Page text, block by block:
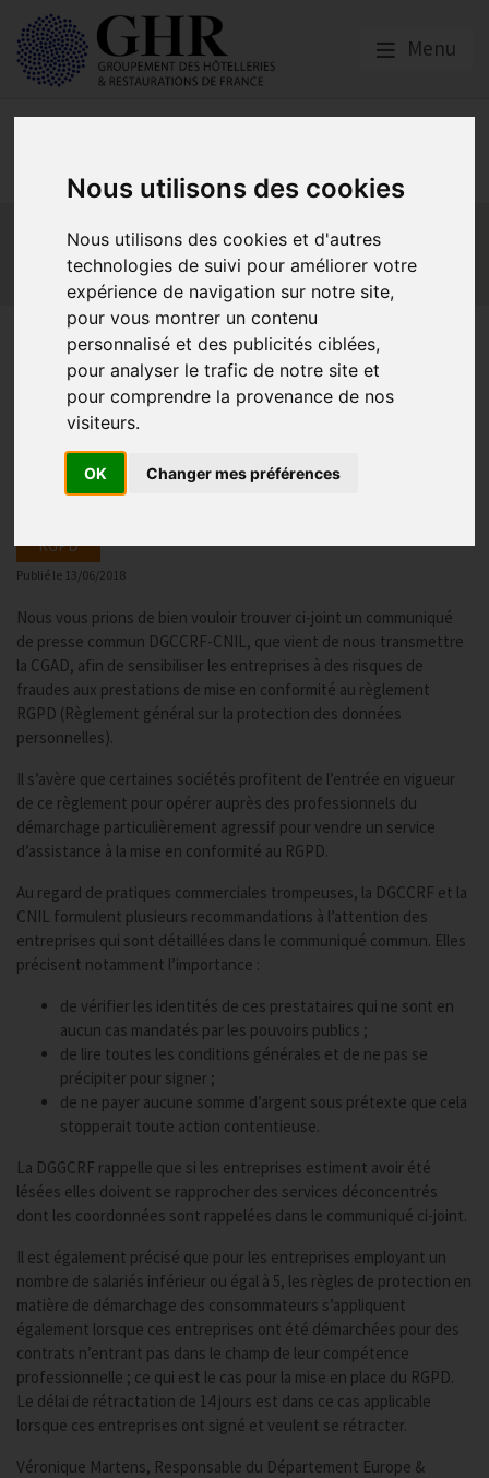
Nous utilisons des cookies
Nous utilisons des cookies et d'autres
technologies de suivi pour améliorer votre
expérience de navigation sur notre site,
pour vous montrer un contenu
personnalisé et des publicités ciblées,
pour analyser le trafic de notre site et
pour comprendre la provenance de nos
visiteurs.
OK Changer mes préférences
Menu
Economie collaborative
Innovation et digitalisation
Mon Parc Num
Informatique Europe
Pratiques abusives « Mise en
conformité RGPD » : comment
s’en prémunir avec la CNIL et
la DGCCRF ?
RGPD
Publié le 13/06/2018
Nous vous prions de bien vouloir trouver ci-joint un communiqué
de presse commun DGCCRF-CNIL, que vient de nous transmettre
la CGAD, afin de sensibiliser les entreprises à des risques de
fraudes aux prestations de mise en conformité au règlement
RGPD (Règlement général sur la protection des données
personnelles).
Il s’avère que certaines sociétés profitent de l’entrée en vigueur
de ce règlement pour opérer auprès des professionnels du
démarchage particulièrement agressif pour vendre un service
d’assistance à la mise en conformité au RGPD.
Au regard de pratiques commerciales trompeuses, la DGCCRF et la
CNIL formulent plusieurs recommandations à l’attention des
entreprises qui sont détaillées dans le communiqué commun. Elles
précisent notamment l’importance :
de vérifier les identités de ces prestataires qui ne sont en
aucun cas mandatés par les pouvoirs publics ;
de lire toutes les conditions générales et de ne pas se
précipiter pour signer ;
de ne payer aucune somme d’argent sous prétexte que cela
stopperait toute action contentieuse.
La DGGCRF rappelle que si les entreprises estiment avoir été
lésées elles doivent se rapprocher des services déconcentrés
dont les coordonnées sont rappelées dans le communiqué ci-joint.
Il est également précisé que pour les entreprises employant un
nombre de salariés inférieur ou égal à 5, les règles de protection en
matière de démarchage des consommateurs s’appliquent
également lorsque ces entreprises ont été démarchées pour des
contrats n’entrant pas dans le champ de leur compétence
professionnelle ; ce qui est le cas pour la mise en place du RGPD.
Le délai de rétractation de 14 jours est dans ce cas applicable
lorsque ces entreprises ont signé et veulent se rétracter.
Véronique Martens, Responsable du Département Europe &